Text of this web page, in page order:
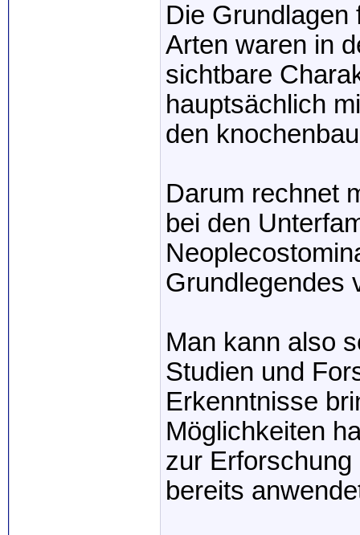
Die Grundlagen
Arten waren in
sichtbare
hauptsächlich
den
Darum rechnet
bei den
Grundlegendes
Man kann also
Studien und
Erkenntnisse
Möglichkeiten
zur
bereits